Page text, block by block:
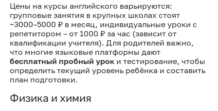
Цены на курсы английского варьируются:
групповые занятия в крупных школах стоят
~3000–5000 ₽ в месяц, индивидуальные уроки с
репетитором – от 1000 ₽ за час (зависит от
квалификации учителя). Для родителей важно,
что многие языковые платформы дают
бесплатный пробный урок и тестирование, чтобы
определить текущий уровень ребёнка и составить
план подготовки.
Физика и химия